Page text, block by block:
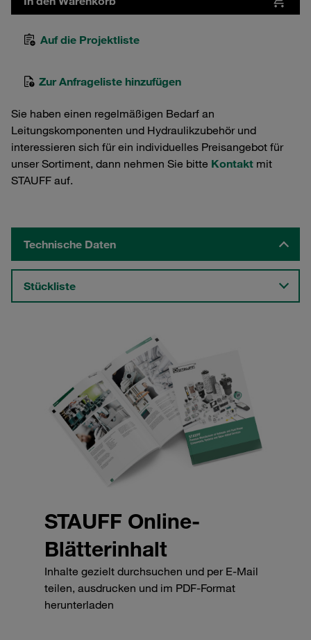
Auf die Projektliste
Zur Anfrageliste hinzufügen
Sie haben einen regelmäßigen Bedarf an
Leitungskomponenten und Hydraulikzubehör und
interessieren sich für ein individuelles Preisangebot für
unser Sortiment, dann nehmen Sie bitte Kontakt mit
STAUFF auf.
Technische Daten
Stückliste
STAUFF Online-
Blätterinhalt
Inhalte gezielt durchsuchen und per E-Mail
teilen, ausdrucken und im PDF-Format
herunterladen